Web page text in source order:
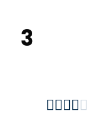
3
    